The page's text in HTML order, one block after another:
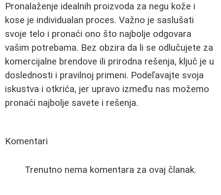
Pronalaženje idealnih proizvoda za negu kože i
kose je individualan proces. Važno je saslušati
svoje telo i pronaći ono što najbolje odgovara
vašim potrebama. Bez obzira da li se odlučujete za
komercijalne brendove ili prirodna rešenja, ključ je u
doslednosti i pravilnoj primeni. Podeľavajte svoja
iskustva i otkrića, jer upravo između nas možemo
pronaći najbolje savete i rešenja.
Komentari
Trenutno nema komentara za ovaj članak.